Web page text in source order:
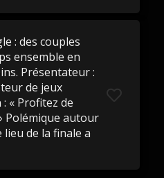
: des couples
ensemble en
Présentateur :
de jeux
« Profitez de
Polémique autour
lieu de la finale a